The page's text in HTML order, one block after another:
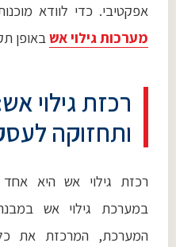
אפקטיבי. כדי לוודא
מערכות גילוי אשבאופן
רכזת גילוי
ותחזוקה
רכזת גילוי אש היא אחד
במערכת גילוי אש
המערכת, המרכזת את